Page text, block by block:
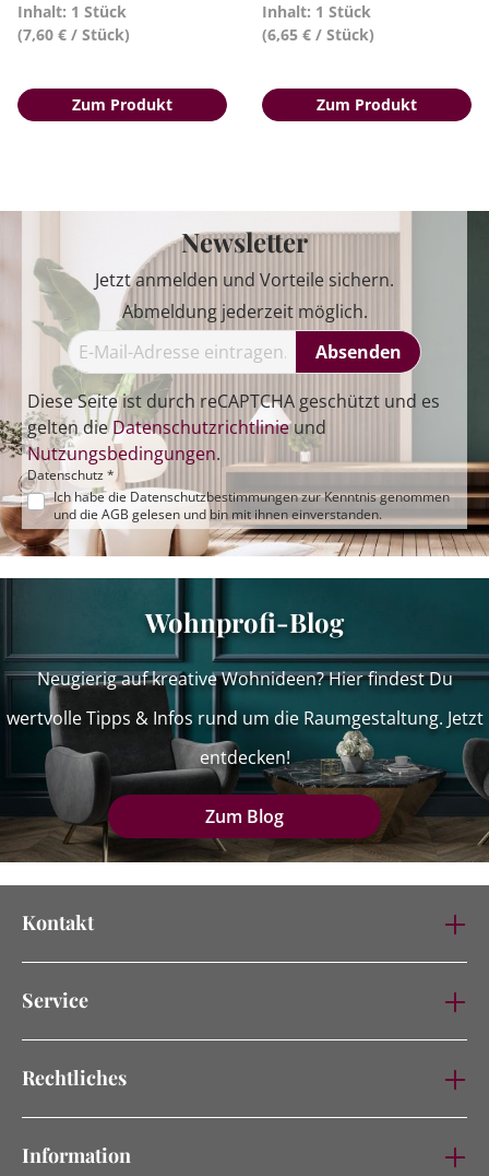
Inhalt: 1 Stück
(7,60 € / Stück)
Zum Produkt
Inhalt: 1 Stück
(6,65 € / Stück)
Zum Produkt
Newsletter
Jetzt anmelden und Vorteile sichern.
Abmeldung jederzeit möglich.
Absenden
Diese Seite ist durch reCAPTCHA geschützt und es
gelten dieDatenschutzrichtlinieund
Nutzungsbedingungen.
Datenschutz *
Ich habe die Datenschutzbestimmungenzur Kenntnis genommen
und die AGB gelesen und bin mit ihnen einverstanden.
Wohnprofi-Blog
Neugierig auf kreative Wohnideen? Hier findest Du
wertvolle Tipps & Infos rund um die Raumgestaltung. Jetzt
entdecken!
Zum Blog
Kontakt
Service
Rechtliches
Information